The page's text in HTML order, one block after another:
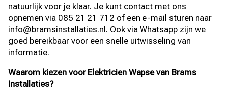
natuurlijk voor je klaar. Je kunt contact met ons
opnemen via 085 21 21 712 of een e-mail sturen naar
info@bramsinstallaties.nl. Ook via Whatsapp zijn we
goed bereikbaar voor een snelle uitwisseling van
informatie.
Waarom kiezen voor Elektricien Wapse van Brams
Installaties?